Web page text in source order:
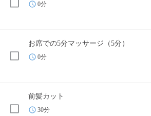
0分
お席での5分マッサージ（5分）
0分
前髪カット
30分